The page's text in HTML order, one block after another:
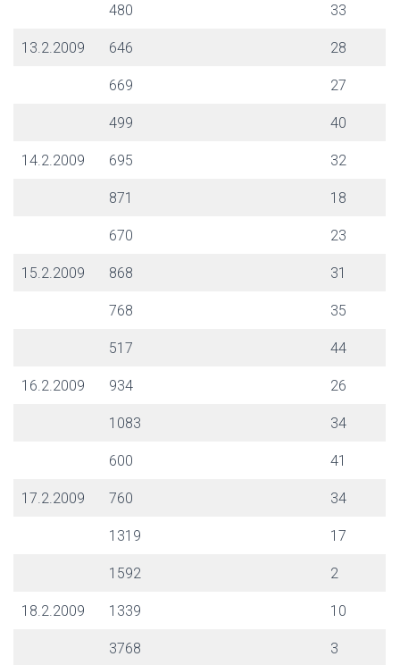
480 33
13.2.2009 646 28
669 27
499 40
14.2.2009 695 32
871 18
670 23
15.2.2009 868 31
768 35
517 44
16.2.2009 934 26
1083 34
600 41
17.2.2009 760 34
1319 17
1592 2
18.2.2009 1339 10
3768 3